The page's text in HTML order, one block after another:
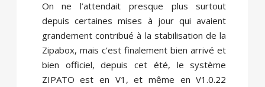
On ne l’attendait presque plus surtout
depuis certaines mises à jour qui avaient
grandement contribué à la stabilisation de la
Zipabox, mais c’est finalement bien arrivé et
bien officiel, depuis cet été, le système
ZIPATO est en V1, et même en V1.0.22